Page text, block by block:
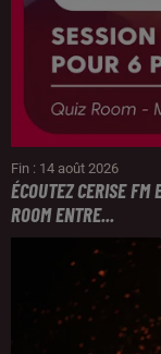
Fin : 14 août 2026
ÉCOUTEZ CERISE FM
ROOM ENTRE...